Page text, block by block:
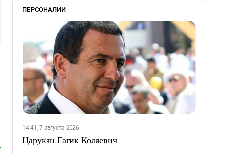
ПЕРСОНАЛИИ
14:41, 7 августа 2026
Царукян Гагик Коляевич